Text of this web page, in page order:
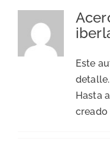
Contacto
Este
detalle.
Hasta
creado